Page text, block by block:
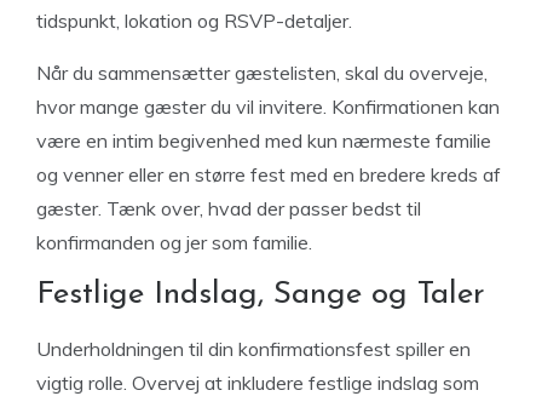
tidspunkt, lokation og RSVP-detaljer.
Når du sammensætter gæstelisten, skal du overveje,
hvor mange gæster du vil invitere. Konfirmationen kan
være en intim begivenhed med kun nærmeste familie
og venner eller en større fest med en bredere kreds af
gæster. Tænk over, hvad der passer bedst til
konfirmanden og jer som familie.
Festlige Indslag, Sange og Taler
Underholdningen til din konfirmationsfest spiller en
vigtig rolle. Overvej at inkludere festlige indslag som